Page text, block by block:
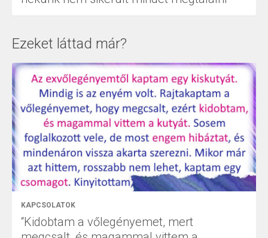
Ezeket láttad már?
KAPCSOLATOK
“Kidobtam a vőlegényemet, mert